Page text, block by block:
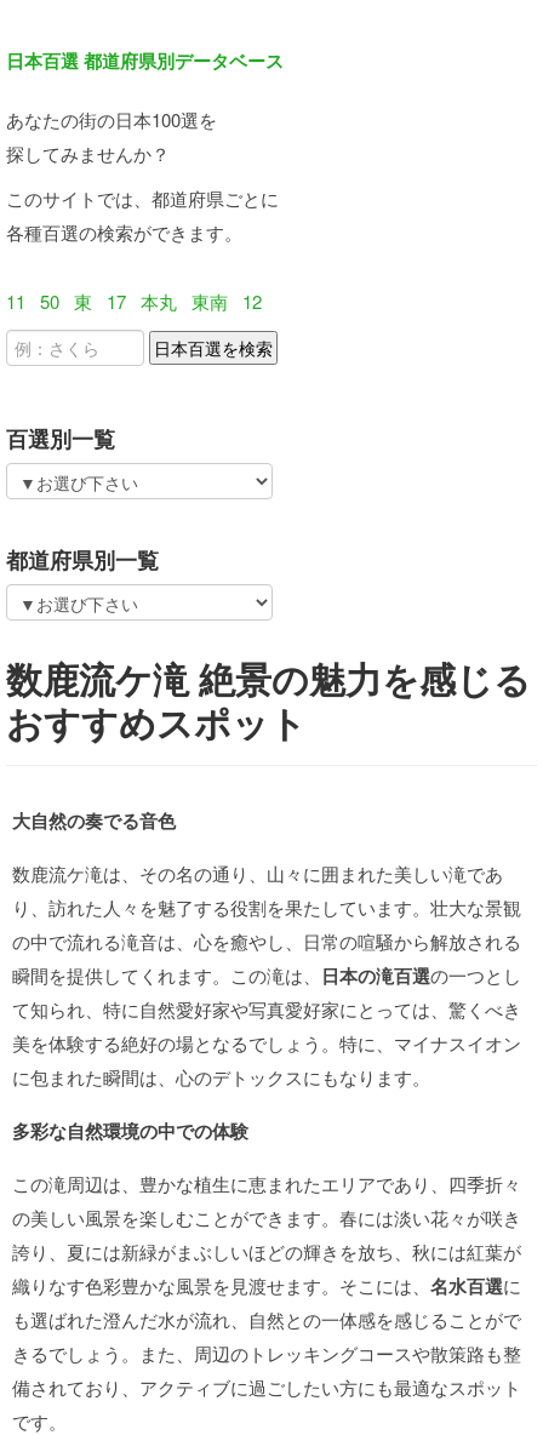
日本百選 都道府県別データベース
あなたの街の日本100選を
探してみませんか？
このサイトでは、都道府県ごとに
各種百選の検索ができます。
11 50 東 17 本丸 東南 12
百選別一覧
都道府県別一覧
数鹿流ケ滝 絶景の魅力を感じる
おすすめスポット
大自然の奏でる音色
数鹿流ケ滝は、その名の通り、山々に囲まれた美しい滝であ
り、訪れた人々を魅了する役割を果たしています。壮大な景観
の中で流れる滝音は、心を癒やし、日常の喧騒から解放される
瞬間を提供してくれます。この滝は、 日本の滝百選の一つとし
て知られ、特に自然愛好家や写真愛好家にとっては、驚くべき
美を体験する絶好の場となるでしょう。特に、マイナスイオン
に包まれた瞬間は、心のデトックスにもなります。
多彩な自然環境の中での体験
この滝周辺は、豊かな植生に恵まれたエリアであり、四季折々
の美しい風景を楽しむことができます。春には淡い花々が咲き
誇り、夏には新緑がまぶしいほどの輝きを放ち、秋には紅葉が
織りなす色彩豊かな風景を見渡せます。そこには、 名水百選に
も選ばれた澄んだ水が流れ、自然との一体感を感じることがで
きるでしょう。また、周辺のトレッキングコースや散策路も整
備されており、アクティブに過ごしたい方にも最適なスポット
です。